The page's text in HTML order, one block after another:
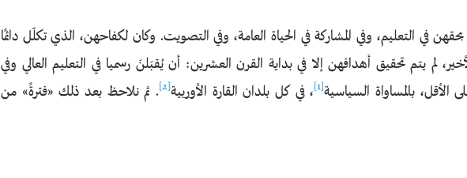
في التعليم، وفي المشاركة في الحياة العامة، وفي التصويت. وكان لكفاحهن، الذي تكلّل دائمًا
لم يتم تحقيق أهدافهن إلا في بداية القرن العشرين: أن يُقبَلنَ رسميا في التعليم العالي وفي
الأقل، بالمساواة السياسية[1] ، في كل بلدان القارة الأوربية[2]
. ثم نلاحظ بعد ذلك «فترةً» من